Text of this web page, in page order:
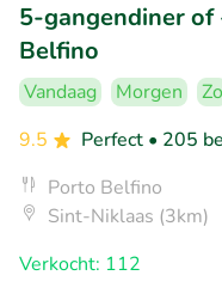
5-gangendiner of
Belfino
Vandaag Morgen Zo
9.5
Perfect • 205
Porto Belfino
Sint-Niklaas (3km)
Verkocht: 112